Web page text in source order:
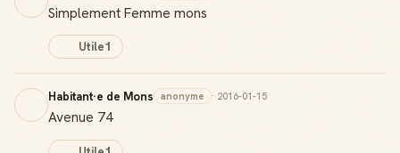
Simplement Femme mons
Utile1
Habitant·e de Mons anonyme · 2016-01-15
Avenue 74